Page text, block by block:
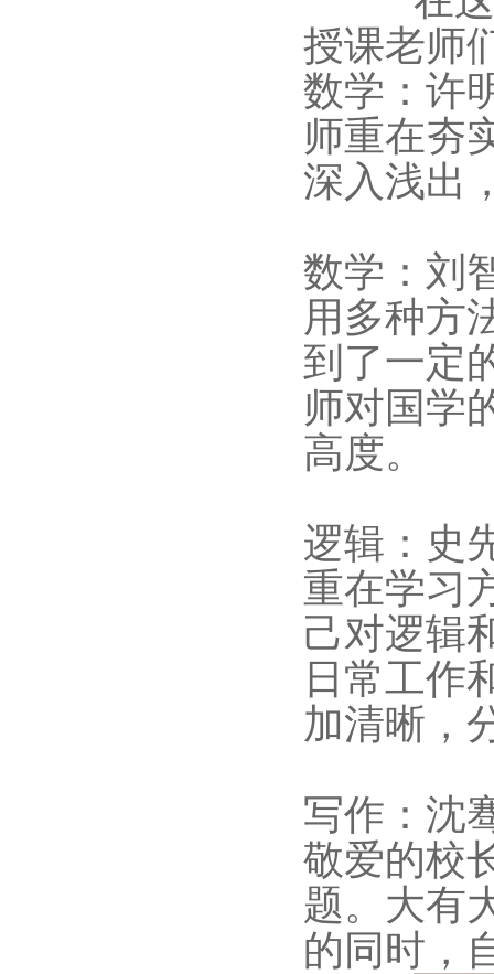
授课老师
数学：许
师重在夯
深入浅出
数学：刘
用多种方
到了一定
师对国学
高度。
逻辑：史
重在学习
己对逻辑
日常工作
加清晰，
写作：沈
敬爱的校
题。大有
的同时，